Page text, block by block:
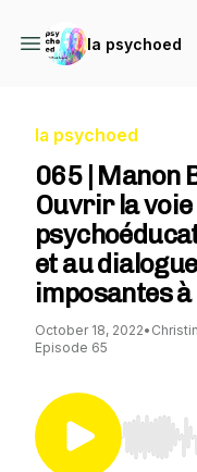
la psychoed
la psychoed
065 | Manon
Ouvrir la voie
et au
imposantes
October 18, 2022•
Episode 65
Use Left/